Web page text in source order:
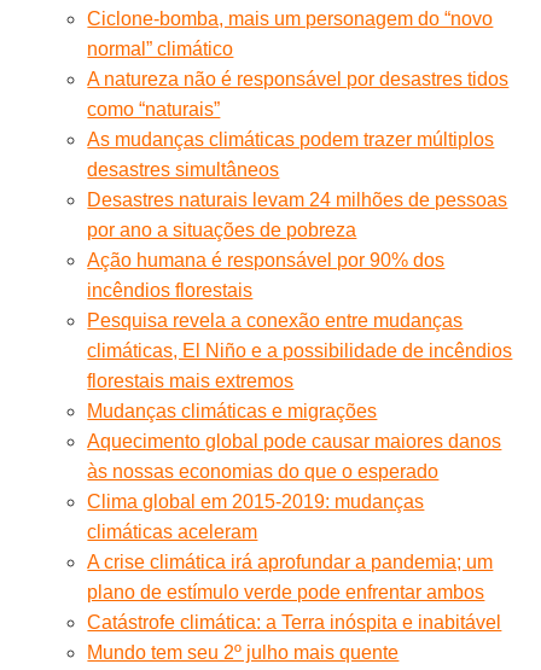
Ciclone-bomba, mais um personagem do “novo
normal” climático
A natureza não é responsável por desastres tidos
como “naturais”
As mudanças climáticas podem trazer múltiplos
desastres simultâneos
Desastres naturais levam 24 milhões de pessoas
por ano a situações de pobreza
Ação humana é responsável por 90% dos
incêndios florestais
Pesquisa revela a conexão entre mudanças
climáticas, El Niño e a possibilidade de incêndios
florestais mais extremos
Mudanças climáticas e migrações
Aquecimento global pode causar maiores danos
às nossas economias do que o esperado
Clima global em 2015-2019: mudanças
climáticas aceleram
A crise climática irá aprofundar a pandemia; um
plano de estímulo verde pode enfrentar ambos
Catástrofe climática: a Terra inóspita e inabitável
Mundo tem seu 2º julho mais quente